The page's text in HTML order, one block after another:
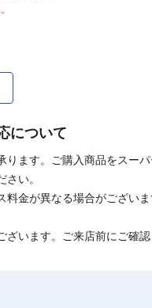
について
ります。ご購入商品をスー
い。
金が異なる場合がござい
います。ご来店前にご確認